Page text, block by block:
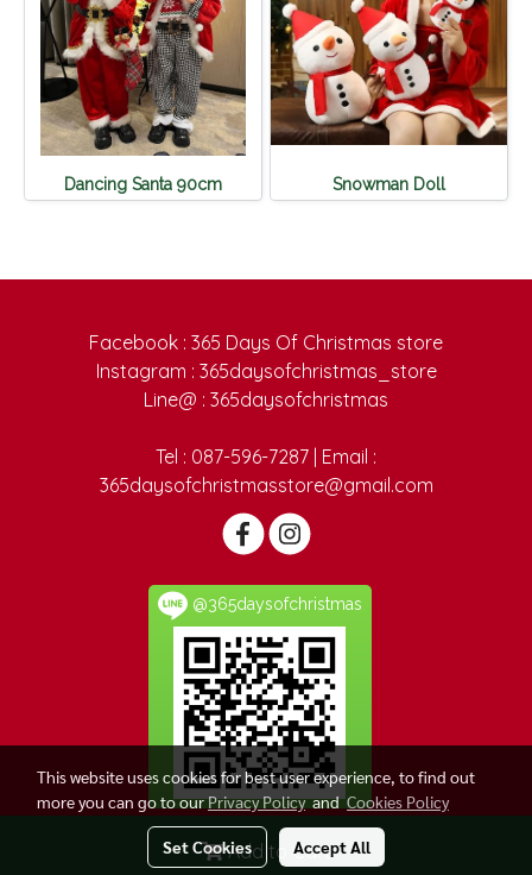
Add to Cart
Dancing Santa 90cm Snowman Doll
Facebook : 365 Days Of Christmas store
Instagram : 365daysofchristmas_store
Line@ : 365daysofchristmas
Tel : 087-596-7287 | Email :
365daysofchristmasstore@gmail.com
@365daysofchristmas
Visitors 581,350
This website uses cookies for best user experience, to find out
more you can go to ourPrivacy PolicyandCookies Policy
Set Cookies Accept All